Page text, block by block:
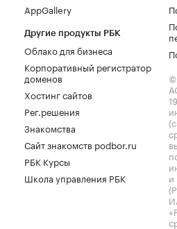
AppGallery
Другие продукты РБК
Облако для бизнеса
Корпоративный регистратор
доменов
Хостинг сайтов
Рег.решения
Знакомства
Сайт знакомств podbor.ru
РБК Курсы
Школа управления РБК
и